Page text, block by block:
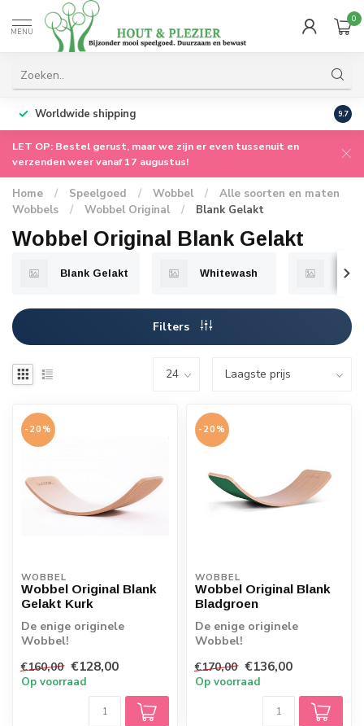
MENU
0
Worldwide shipping 9.7
LET OP: Bestel gerust, maar we zijn er even tussenuit en
verzenden weer vanaf 17 augustus!
Home / Speelgoed / Wobbel /
Alle soorten en maten
Wobbels
/ Wobbel Original / Blank Gelakt
Wobbel Original Blank Gelakt
Blank Gelakt Whitewash
Filters
-20%
WOBBEL
Wobbel Original Blank
Gelakt Kurk
De enige originele
Wobbel!
uitnodigt tot bewegen,
Wobbels...
€160,00 €128,00
Op voorraad
-20%
WOBBEL
Wobbel Original Blank
Bladgroen
De enige originele
Wobbel!
uitnodigt tot bewegen,
Wobbels...
€170,00 €136,00
Op voorraad